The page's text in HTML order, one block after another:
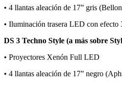
• 4 llantas aleación de 17” gris
• Iluminación trasera LED con efecto
DS 3 Techno Style (a más sobre
• Proyectores Xenón Full LED
• 4 llantas aleación de 17” negro